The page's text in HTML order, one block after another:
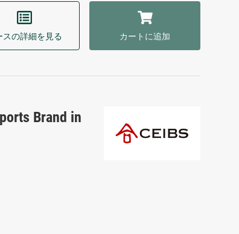
スの詳細を見る カートに追加
Brand in